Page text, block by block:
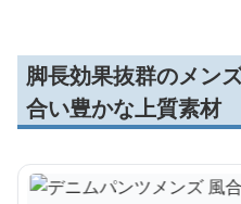
脚長効果抜群のメン
合い豊かな上質素材